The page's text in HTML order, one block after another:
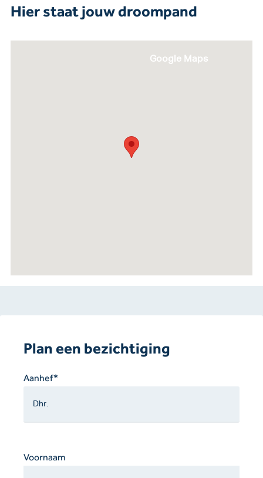
Hier staat jouw droompand
Google Maps
Plan een bezichtiging
dit
veld
Aanhef*
Voornaam